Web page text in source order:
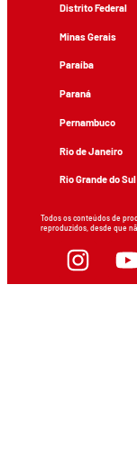
Distrito Federal
Minas Gerais
Paraíba
Paraná
Pernambuco
Rio de Janeiro
Rio Grande do Sul
Todos os conteúdos de
reproduzidos, desde que